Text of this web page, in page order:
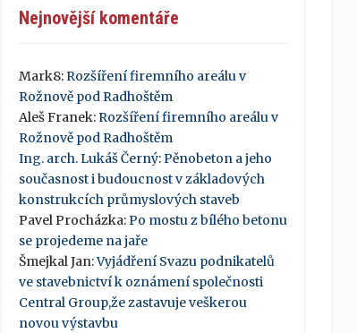
Nejnovější komentáře
Mark8:Rozšíření firemního areálu v
Rožnově pod Radhoštěm
Aleš Franek:Rozšíření firemního areálu v
Rožnově pod Radhoštěm
Ing. arch. Lukáš Černý:Pěnobeton a jeho
současnost i budoucnost v základových
konstrukcích průmyslových staveb
Pavel Procházka:Po mostu z bílého betonu
se projedeme na jaře
Šmejkal Jan:Vyjádření Svazu podnikatelů
ve stavebnictví k oznámení společnosti
Central Group,že zastavuje veškerou
novou výstavbu